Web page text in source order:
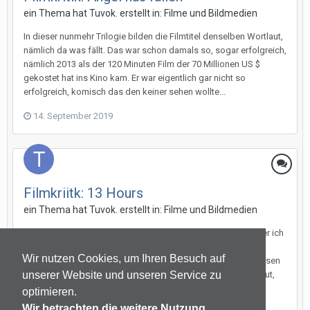
Wir nutzen Cookies, um Ihren Besuch auf
unserer Website und unseren Service zu
optimieren.
ein Thema hatTuvok. erstellt in: Filme und Bildmedien
In dieser nunmehr Trilogie bilden die Filmtitel denselben Wortlaut,
nämlich da was fällt. Das war schon damals so, sogar erfolgreich,
nämlich 2013 als der 120 Minuten Film der 70 Millionen US $
gekostet hat ins Kino kam. Er war eigentlich gar nicht so
erfolgreich, komisch das den keiner sehen wollte...
14. September 2019
Filmkriitk: 13 Hours
ein Thema hatTuvok. erstellt in: Filme und Bildmedien
Also die Geschichte ist nicht so einfach nachzuerzählen. Aber ich
Geschichte von Soldaten die in einer CIA Station eingeschlossen
gewesen sind, in Libyen. Der 50 Millionen US $ Film ist sehr gut,
hat er zwar nur 63 Millionen US $ weltweit ei...